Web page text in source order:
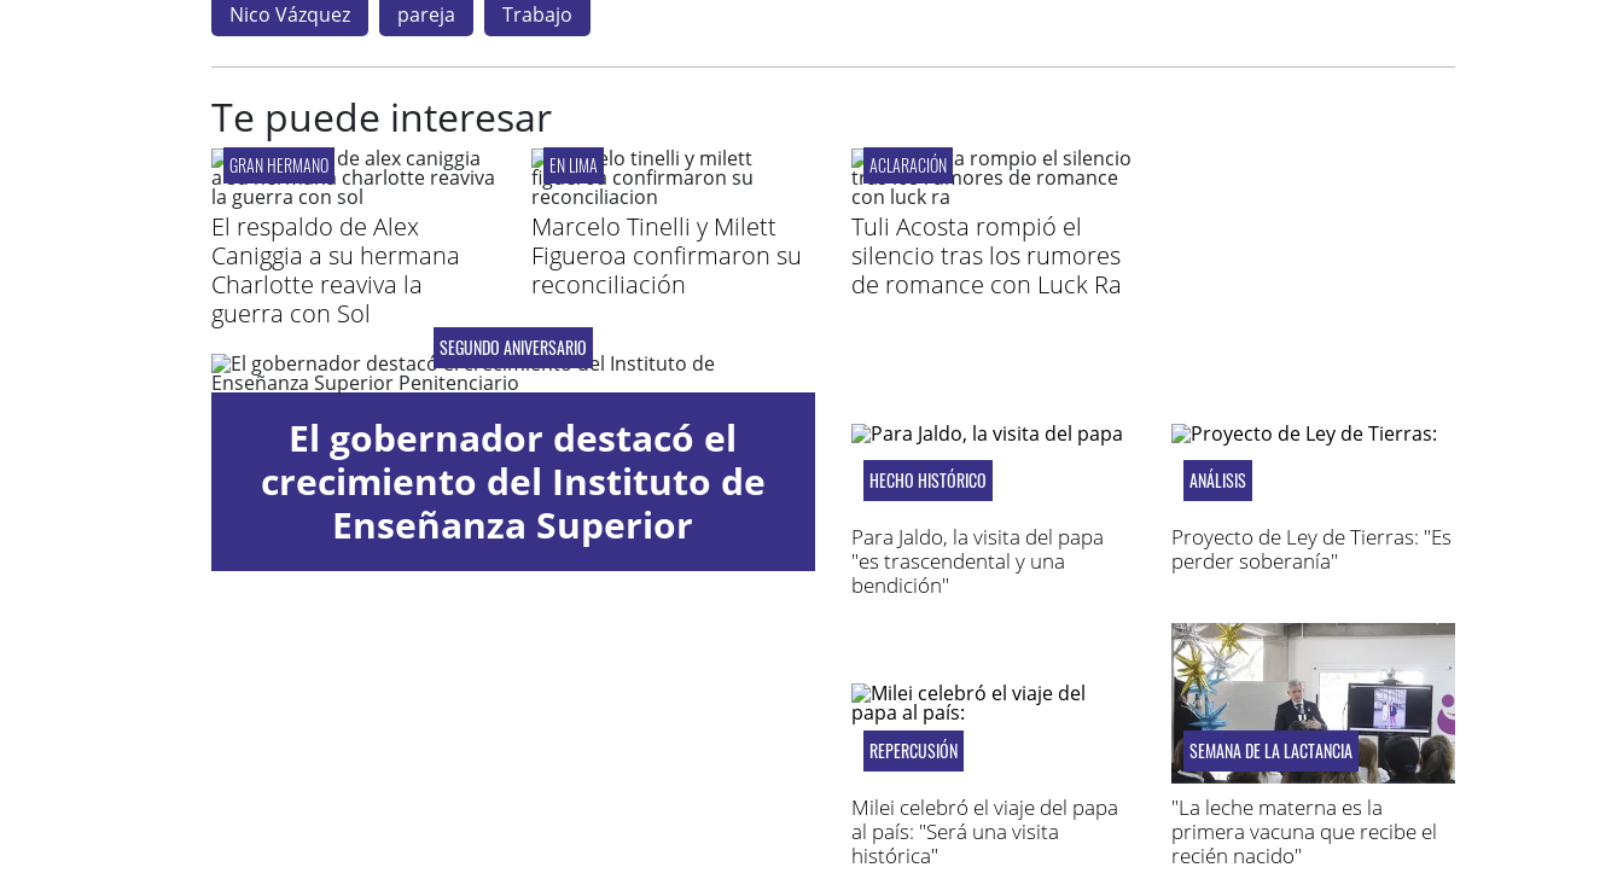
Nico Vázquez pareja Trabajo
Te puede interesar
GRAN HERMANO
El respaldo de Alex
Caniggia a su hermana
Charlotte reaviva la
guerra con Sol
EN LIMA
Marcelo Tinelli y Milett
Figueroa confirmaron su
reconciliación
ACLARACIÓN
Tuli Acosta rompió el
silencio tras los rumores
de romance con Luck Ra
SEGUNDO ANIVERSARIO
El gobernador destacó el
crecimiento del Instituto de
Enseñanza Superior
Penitenciario
HECHO HISTÓRICO
Para Jaldo, la visita del papa
"es trascendental y una
bendición"
ANÁLISIS
Proyecto de Ley de Tierras: "Es
perder soberanía"
REPERCUSIÓN
Milei celebró el viaje del papa
al país: "Será una visita
histórica"
SEMANA DE LA LACTANCIA
"La leche materna es la
primera vacuna que recibe el
recién nacido"